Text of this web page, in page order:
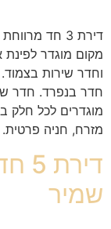
דירת 3 חד
מקום מוגדר לפינת
וחדר שירות
חדר בנפרד. חדר
מזרח, חניה פרטית.
שמיר